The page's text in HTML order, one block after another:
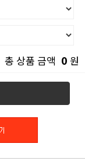
총 상품 금액 0 원